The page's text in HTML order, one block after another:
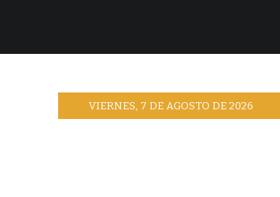
VIERNES, 7 DEAGOSTO DE2026